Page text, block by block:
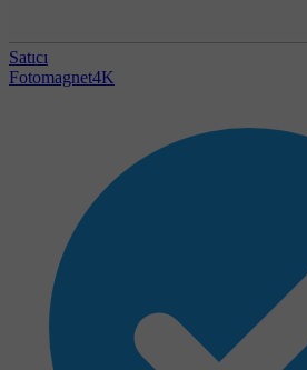
Satıcı
Fotomagnet4K